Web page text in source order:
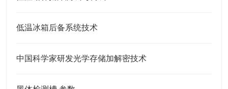
低温冰箱后备系统技术
中国科学家研发光学存储加解密技术